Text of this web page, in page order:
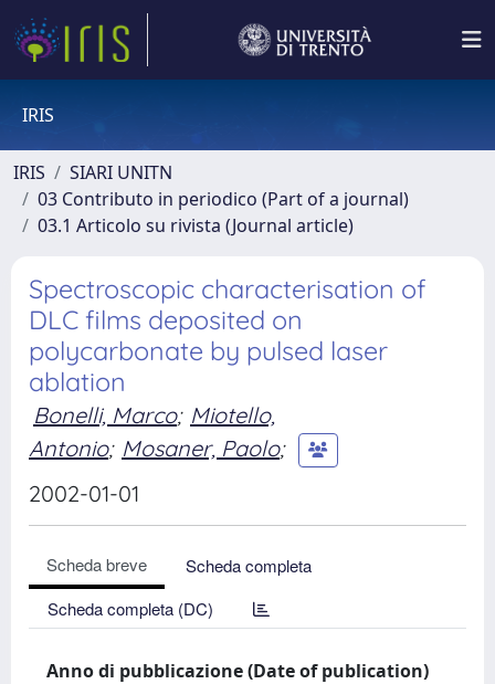
IRIS
IRIS
SIARI UNITN
03 Contributo in periodico (Part of a journal)
03.1 Articolo su rivista (Journal article)
Spectroscopic characterisation of
DLC films deposited on
polycarbonate by pulsed laser
ablation
Bonelli, Marco; Miotello,
Antonio; Mosaner, Paolo;
2002-01-01
Scheda breve
Scheda completa
Scheda completa (DC)
Anno di pubblicazione (Date of publication)